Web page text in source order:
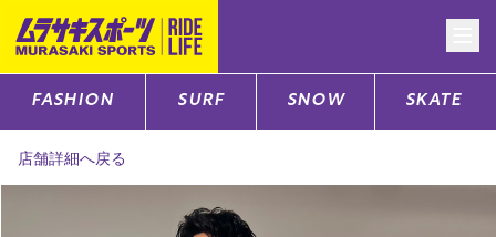
CATEGORY
FASHION SURF SNOW SKATE
店舗詳細へ戻る